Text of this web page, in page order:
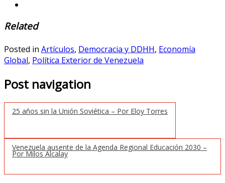
Related
Posted in Artículos, Democracia y DDHH, Economía
Global, Política Exterior de Venezuela
Post navigation
25 años sin la Unión Soviética – Por Eloy Torres
Venezuela ausente de la Agenda Regional Educación 2030 –
Por Milos Alcalay